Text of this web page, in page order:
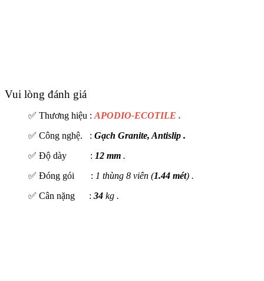
Vui lòng đánh giá
✅ Thương hiệu : APODIO-ECOTILE .
✅ Công nghệ. : Gạch Granite, Antislip .
✅ Độ dày : 12 mm .
✅ Đóng gói : 1 thùng 8 viên (1.44 mét) .
✅ Cân nặng : 34 kg .